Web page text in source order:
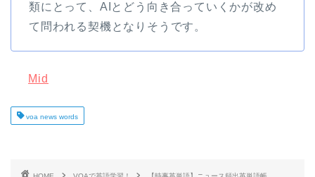
類にとって、AIとどう向き合っていくかが改め
て問われる契機となりそうです。
Mid
voa news words